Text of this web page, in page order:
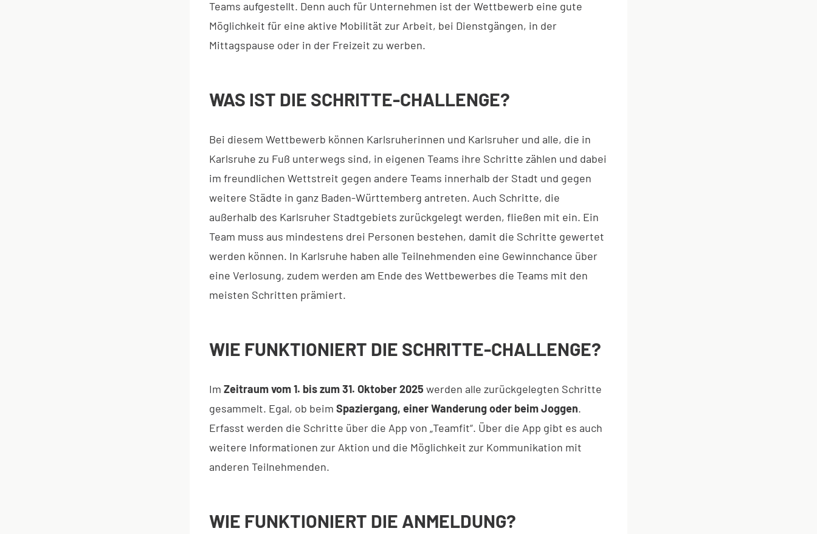
Teams aufgestellt. Denn auch für Unternehmen ist der Wettbewerb eine gute
Möglichkeit für eine aktive Mobilität zur Arbeit, bei Dienstgängen, in der
Mittagspause oder in der Freizeit zu werben.
WAS IST DIE SCHRITTE-CHALLENGE?
Bei diesem Wettbewerb können Karlsruherinnen und Karlsruher und alle, die in
Karlsruhe zu Fuß unterwegs sind, in eigenen Teams ihre Schritte zählen und dabei
im freundlichen Wettstreit gegen andere Teams innerhalb der Stadt und gegen
weitere Städte in ganz Baden-Württemberg antreten. Auch Schritte, die
außerhalb des Karlsruher Stadtgebiets zurückgelegt werden, fließen mit ein. Ein
Team muss aus mindestens drei Personen bestehen, damit die Schritte gewertet
werden können. In Karlsruhe haben alle Teilnehmenden eine Gewinnchance über
eine Verlosung, zudem werden am Ende des Wettbewerbes die Teams mit den
meisten Schritten prämiert.
WIE FUNKTIONIERT DIE SCHRITTE-CHALLENGE?
Im Zeitraum vom 1. bis zum 31. Oktober 2025 werden alle zurückgelegten Schritte
gesammelt. Egal, ob beim Spaziergang, einer Wanderung oder beim Joggen.
Erfasst werden die Schritte über die App von „Teamfit“. Über die App gibt es auch
weitere Informationen zur Aktion und die Möglichkeit zur Kommunikation mit
anderen Teilnehmenden.
WIE FUNKTIONIERT DIE ANMELDUNG?